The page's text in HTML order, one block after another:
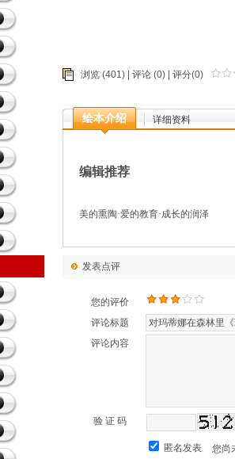
浏览 (401) | 评论 (0) | 评分(0)
绘本介绍 详细资料
编辑推荐
美的熏陶·爱的教育·成长的润泽
发表点评
您的评价
评论标题
评论内容
验 证 码
匿名发表 您尚